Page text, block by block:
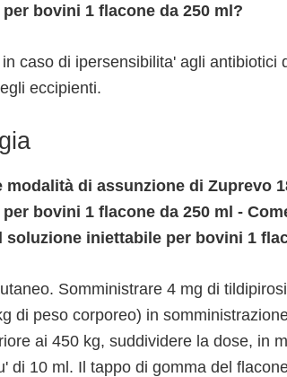
bovini 1 flacone da 250 ml?
caso di ipersensibilita' agli antibiotici
eccipienti.
modalità di assunzione di Zuprevo
bovini 1 flacone da 250 ml -
soluzione iniettabile per bovini 1
Somministrare 4 mg di
di peso corporeo) in
ai 450 kg, suddividere la dose, in
di 10 ml. Il tappo di gomma del